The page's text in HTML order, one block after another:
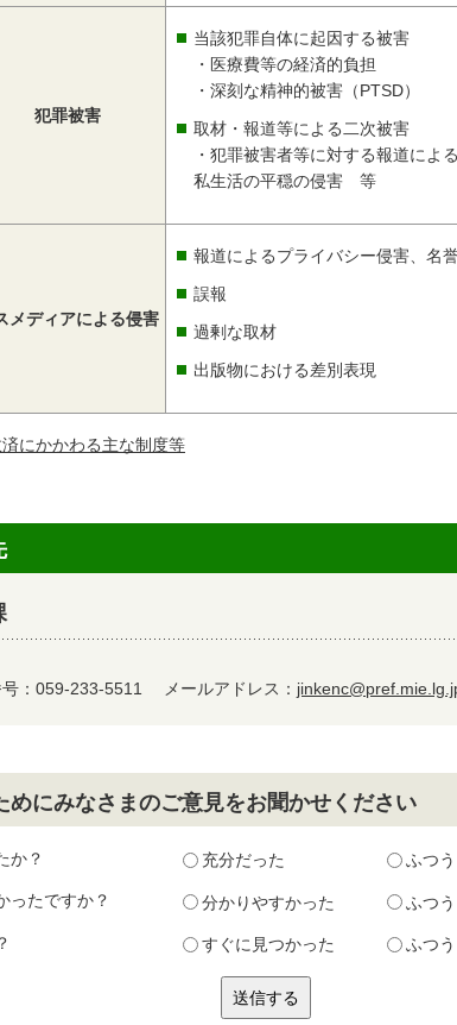
犯罪被害
当該犯罪自体に起因する被害
・医療費等の経済的負担
・深刻な精神的被害（PTSD）
取材・報道等による二次被害
・犯罪被害者等に対する報道によ
私生活の平穏の侵害 等
メディアによる侵害
報道によるプライバシー侵害、名
誤報
過剰な取材
出版物における差別表現
にかかわる主な制度等
：059-233-5511 メールアドレス：
にみなさまのご意見をお聞かせください
か？ 充分だった ふつう
ったですか？ 分かりやすかった ふつう
すぐに見つかった ふつう